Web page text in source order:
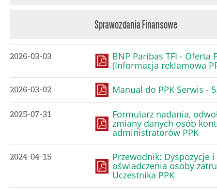
Sprawozdania Finansowe
2026-03-03 BNP Paribas TFI - Oferta
(Informacja reklamowa
2026-03-02 Manual do PPK Serwis -
2025-07-31 Formularz nadania,
zmiany danych osób
administratorów PPK
2024-04-15 Przewodnik: Dyspozycje i
oświadczenia osoby
Uczestnika PPK